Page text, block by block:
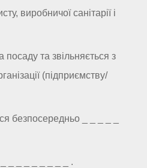
виробничої санітарії і
та звільняється з
(підприємству/
безпосередньо _ _ _ _ _
_ _ _ _ _ _ _ _ .